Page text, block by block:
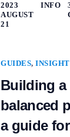
2023
AUGUST
21
INFO
GUIDES,
Building a
balanced
a guide for